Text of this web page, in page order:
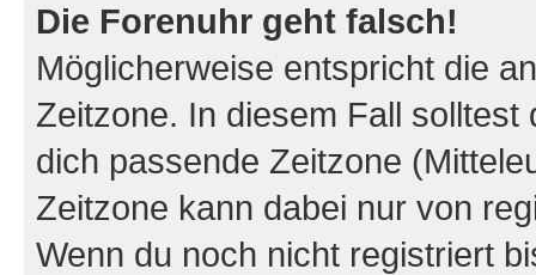
Die Forenuhr geht falsch!
Möglicherweise entspricht die
Zeitzone. In diesem Fall solltest
dich passende Zeitzone
Zeitzone kann dabei nur von
Wenn du noch nicht registriert